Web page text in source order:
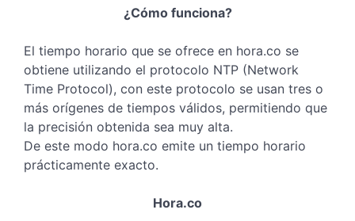
¿Cómo funciona?
El tiempo horario que se ofrece en hora.co se
obtiene utilizando el protocolo NTP (Network
Time Protocol), con este protocolo se usan tres o
más orígenes de tiempos válidos, permitiendo que
la precisión obtenida sea muy alta.
De este modo hora.co emite un tiempo horario
prácticamente exacto.
Hora.co